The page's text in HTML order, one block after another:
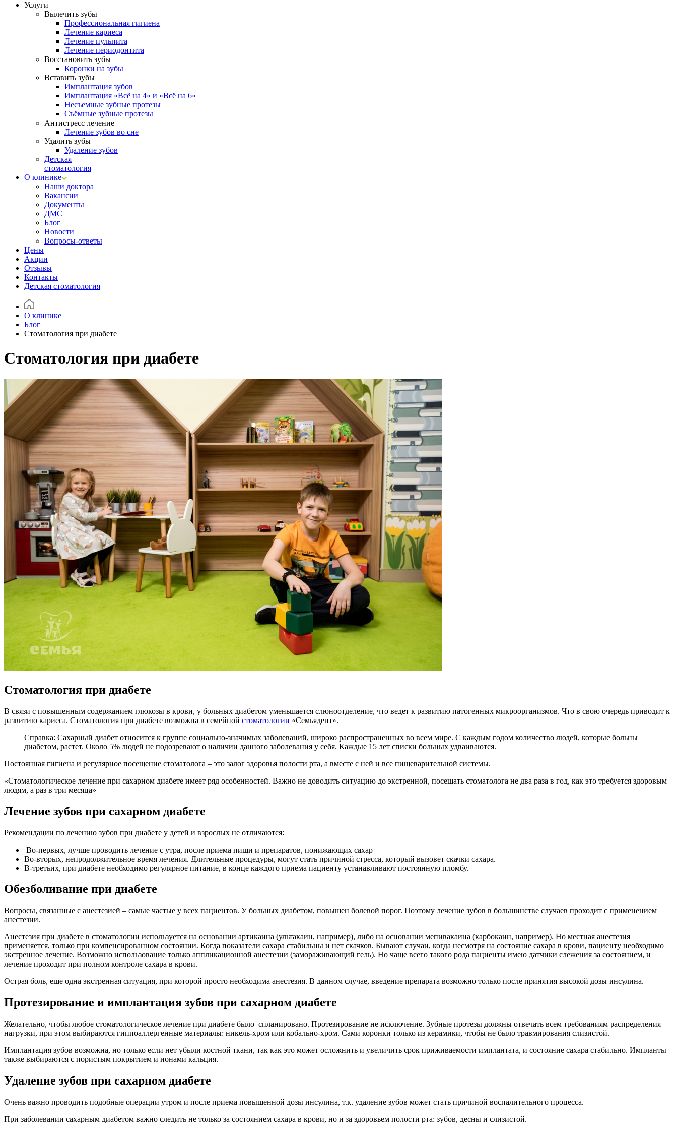
Услуги
Вылечить зубы
Профессиональная гигиена
Лечение кариеса
Лечение пульпита
Лечение периодонтита
Восстановить зубы
Коронки на зубы
Вставить зубы
Имплантация зубов
Имплантация «‎Всё на 4» и «‎Всё на 6»
Несъемные зубные протезы
Съёмные зубные протезы
Антистресс лечение
Лечение зубов во сне
Удалить зубы
Удаление зубов
Детская
стоматология
О клинике
Наши доктора
Вакансии
Документы
ДМС
Блог
Новости
Вопросы-ответы
Цены
Акции
Отзывы
Контакты
Детская стоматология
О клинике
Блог
Стоматология при диабете
Стоматология при диабете
Стоматология при диабете
В связи с повышенным содержанием глюкозы в крови, у больных диабетом уменьшается слюноотделение, что ведет к развитию патогенных микроорганизмов. Что в свою очередь приводит к
развитию кариеса. Стоматология при диабете возможна в семейной стоматологии «Семьядент».
Справка: Сахарный диабет относится к группе социально-значимых заболеваний, широко распространенных во всем мире. С каждым годом количество людей, которые больны
диабетом, растет. Около 5% людей не подозревают о наличии данного заболевания у себя. Каждые 15 лет списки больных удваиваются.
Постоянная гигиена и регулярное посещение стоматолога – это залог здоровья полости рта, а вместе с ней и все пищеварительной системы.
«Стоматологическое лечение при сахарном диабете имеет ряд особенностей. Важно не доводить ситуацию до экстренной, посещать стоматолога не два раза в год, как это требуется здоровым
людям, а раз в три месяца»
Лечение зубов при сахарном диабете
Рекомендации по лечению зубов при диабете у детей и взрослых не отличаются:
Во-первых, лучше проводить лечение с утра, после приема пищи и препаратов, понижающих сахар
Во-вторых, непродолжительное время лечения. Длительные процедуры, могут стать причиной стресса, который вызовет скачки сахара.
В-третьих, при диабете необходимо регулярное питание, в конце каждого приема пациенту устанавливают постоянную пломбу.
Обезболивание при диабете
Вопросы, связанные с анестезией – самые частые у всех пациентов. У больных диабетом, повышен болевой порог. Поэтому лечение зубов в большинстве случаев проходит с применением
анестезии.
Анестезия при диабете в стоматологии используется на основании артикаина (ультакаин, например), либо на основании мепивакаина (карбокаин, например). Но местная анестезия
применяется, только при компенсированном состоянии. Когда показатели сахара стабильны и нет скачков. Бывают случаи, когда несмотря на состояние сахара в крови, пациенту необходимо
экстренное лечение. Возможно использование только аппликационной анестезии (замораживающий гель). Но чаще всего такого рода пациенты имею датчики слежения за состоянием, и
лечение проходит при полном контроле сахара в крови.
Острая боль, еще одна экстренная ситуация, при которой просто необходима анестезия. В данном случае, введение препарата возможно только после принятия высокой дозы инсулина.
Протезирование и имплантация зубов при сахарном диабете
Желательно, чтобы любое стоматологическое лечение при диабете было спланировано. Протезирование не исключение. Зубные протезы должны отвечать всем требованиям распределения
нагрузки, при этом выбираются гиппоаллергенные материалы: никель-хром или кобально-хром. Сами коронки только из керамики, чтобы не было травмирования слизистой.
Имплантация зубов возможна, но только если нет убыли костной ткани, так как это может осложнить и увеличить срок приживаемости имплантата, и состояние сахара стабильно. Импланты
также выбираются с пористым покрытием и ионами кальция.
Удаление зубов при сахарном диабете
Очень важно проводить подобные операции утром и после приема повышенной дозы инсулина, т.к. удаление зубов может стать причиной воспалительного процесса.
При заболевании сахарным диабетом важно следить не только за состоянием сахара в крови, но и за здоровьем полости рта: зубов, десны и слизистой.